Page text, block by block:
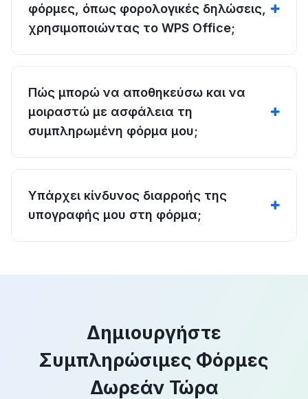
φόρμες, όπως φορολογικές δηλώσεις,
χρησιμοποιώντας το WPS Office;
Πώς μπορώ να αποθηκεύσω και να
μοιραστώ με ασφάλεια τη
συμπληρωμένη φόρμα μου;
Υπάρχει κίνδυνος διαρροής της
υπογραφής μου στη φόρμα;
Δημιουργήστε
Συμπληρώσιμες Φόρμες
Δωρεάν Τώρα